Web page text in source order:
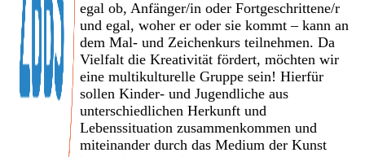
egal ob, Anfänger/in oder Fortgeschrittene/r
und egal, woher er oder sie kommt – kann an
dem Mal- und Zeichenkurs teilnehmen. Da
Vielfalt die Kreativität fördert, möchten wir
eine multikulturelle Gruppe sein! Hierfür
sollen Kinder- und Jugendliche aus
unterschiedlichen Herkunft und
Lebenssituation zusammenkommen und
miteinander durch das Medium der Kunst